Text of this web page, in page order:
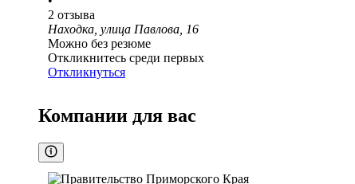
2 отзыва
Находка, улица Павлова, 16
Можно без резюме
Откликнитесь среди первых
Откликнуться
Компании для вас